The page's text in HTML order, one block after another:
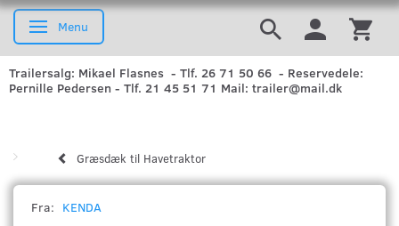
Skifte navigation
Menu
Trailersalg: Mikael Flasnes - Tlf. 26 71 50 66 - Reservedele:
Pernille Pedersen - Tlf. 21 45 51 71 Mail: trailer@mail.dk
Græsdæk til Havetraktor
Fra: KENDA